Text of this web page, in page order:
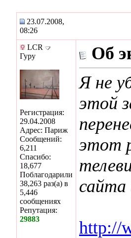
23.07.2008,
08:26
LCR
Гуру
Регистрация:
29.04.2008
Адрес: Париж
Сообщений:
6,211
Спасибо:
18,677
Поблагодарили
38,263 раз(а) в
5,446
сообщениях
Репутация:
29883
Об
Я не
этой
этот
сайта
http://